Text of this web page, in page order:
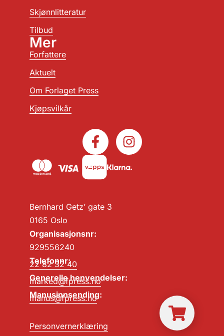
Bernhard Getz’ gate 3
0165 Oslo
Organisasjonsnr:
929556240
Telefonnr:
22 82 32 40
Generelle henvendelser:
marked@fpress.no
Manusinnsending:
manus@fpress.no
Personvernerklæring
Skjønnlitteratur
Tilbud
Mer
Forfattere
Aktuelt
Om Forlaget Press
Kjøpsvilkår